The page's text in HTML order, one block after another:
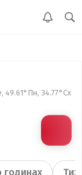
49.61°Пн, 34.77°Сх
годинах